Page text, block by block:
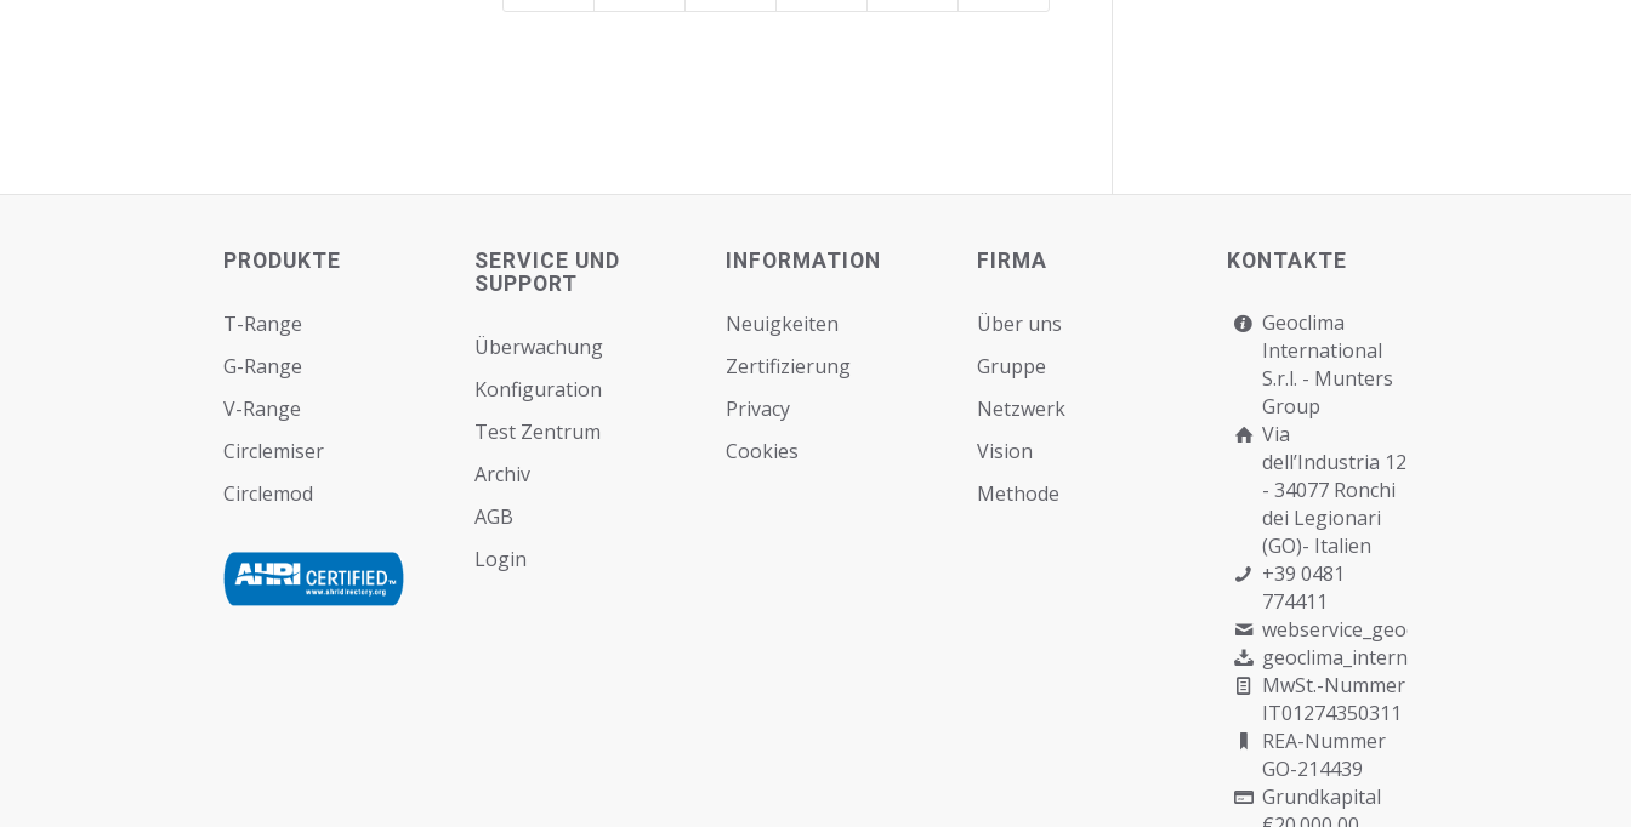
PRODUKTE
T-Range
G-Range
V-Range
Circlemiser
Circlemod
SERVICE UND
SUPPORT
Überwachung
Konfiguration
Test Zentrum
Archiv
AGB
Login
INFORMATION
Neuigkeiten
Zertifizierung
Privacy
Cookies
FIRMA
Über uns
Gruppe
Netzwerk
Vision
Мethode
KONTAKTE
Geoclima
International
S.r.l. - Munters
Group
Via
dell’Industria 12
- 34077 Ronchi
dei Legionari
(GO)- Italien
+39 0481
774411
webservice_geoclima@munters.com
geoclima_international@pec.it
MwSt.-Nummer
IT01274350311
REA-Nummer
GO-214439
Grundkapital